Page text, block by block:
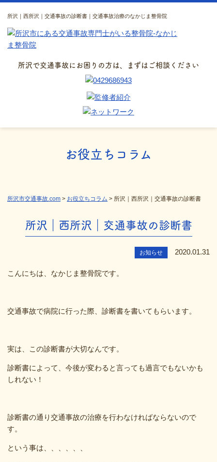
所沢｜西所沢｜交通事故の診断書｜交通事故治療のなかじま整骨院
所沢で交通事故にお困りの方は、まずはご相談ください
お役立ちコラム
所沢市交通事故.com > お役立ちコラム > 所沢｜西所沢｜交通事故の診断書
所沢｜西所沢｜交通事故の診断書
お知らせ 2020.01.31
こんにちは、なかじま整骨院です。
交通事故で病院に行った際、診断書を書いてもらいます。
実は、この診断書が大切なんです。
診断書によって、今後が変わると言っても過言でもないかも
しれない！
診断書の通り交通事故の治療を行わなければならないので
す。
という事は、、、、、、